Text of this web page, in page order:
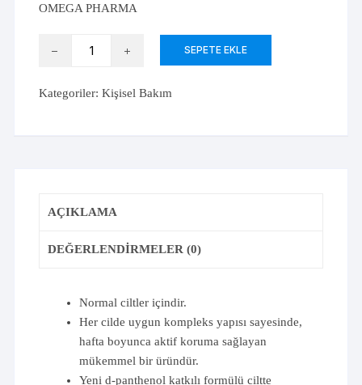
OMEGA PHARMA
Classic
SEPETE EKLE
Kategoriler:Kişisel Bakım
AÇIKLAMA
DEĞERLENDIRMELER (0)
Normal ciltler içindir.
Her cilde uygun kompleks yapısı sayesinde,
hafta boyunca aktif koruma sağlayan
mükemmel bir üründür.
Yeni d-panthenol katkılı formülü ciltte